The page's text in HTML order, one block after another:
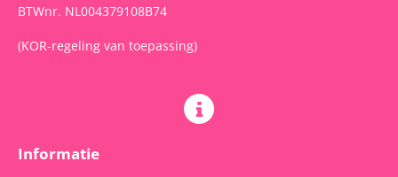
BTWnr. NL004379108B74
(KOR-regeling van toepassing)
Informatie